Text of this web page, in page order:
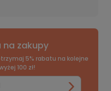
na zakupy
5% rabatu na kolejne
100 zł!